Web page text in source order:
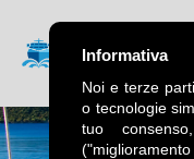
Informativa
Noi e terze
o tecnologie
tuo